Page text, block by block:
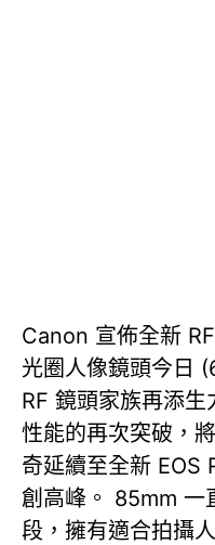
Canon 宣佈全新
光圈人像鏡頭今日
RF 鏡頭家族再添
性能的再次突破，
奇延續至全新 EOS
創高峰。 85mm 一
段，擁有適合拍攝